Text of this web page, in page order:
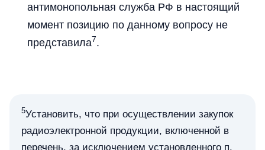
антимонопольная служба РФ в настоящий
момент позицию по данному вопросу не
представила7.
5Установить, что при осуществлении закупок
радиоэлектронной продукции, включенной в
перечень, за исключением установленного п.